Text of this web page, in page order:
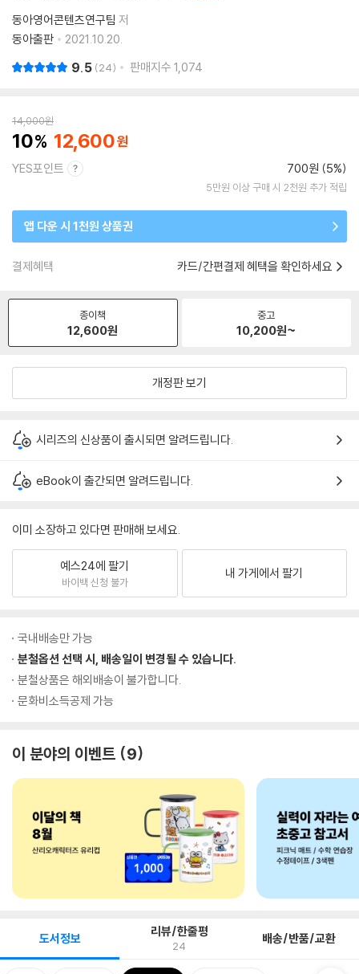
동아영어콘텐츠연구팀 저
동아출판
2021.10.20.
9.5 24 판매지수 1,074
14,000원
10 12,600
YES포인트 700원 (5%)
5만원 이상 구매 시 2천원 추가 적립
앱 다운 시 1천원 상품권
결제혜택 카드/간편결제 혜택을 확인하세요
종이책
12,600원
중고
10,200원~
개정판 보기
시리즈의 신상품이 출시되면 알려드립니다.
eBook이 출간되면 알려드립니다.
이미 소장하고 있다면 판매해 보세요.
예스24에 팔기
바이백 신청 불가
내 가게에서 팔기
국내배송만 가능
분철옵션 선택 시, 배송일이 변경될 수 있습니다.
분철상품은 해외배송이 불가합니다.
문화비소득공제 가능
이 분야의 이벤트 9
도서정보 리뷰/한줄평
24 배송/반품/교환